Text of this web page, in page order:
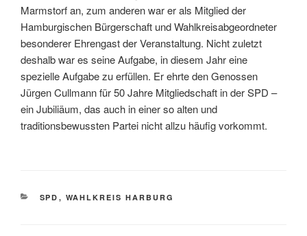
Marmstorf an, zum anderen war er als Mitglied der
Hamburgischen Bürgerschaft und Wahlkreisabgeordneter
besonderer Ehrengast der Veranstaltung. Nicht zuletzt
deshalb war es seine Aufgabe, in diesem Jahr eine
spezielle Aufgabe zu erfüllen. Er ehrte den Genossen
Jürgen Cullmann für 50 Jahre Mitgliedschaft in der SPD –
ein Jubiliäum, das auch in einer so alten und
traditionsbewussten Partei nicht allzu häufig vorkommt.
KATEGORIEN
SPD , WAHLKREIS HARBURG